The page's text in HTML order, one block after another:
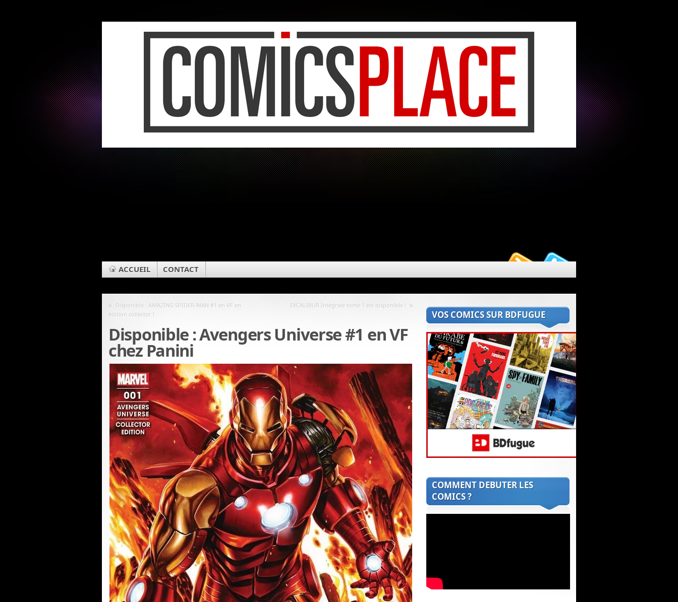
ACCUEIL CONTACT
« Disponible : AMAZING SPIDER-MAN #1 en VF en
édition collector !
EXCALIBUR Intégrale tome 1 est disponible ! »
Disponible : Avengers Universe #1 en VF
chez Panini
VOS COMICS SUR BDFUGUE
COMMENT DEBUTER LES
COMICS ?